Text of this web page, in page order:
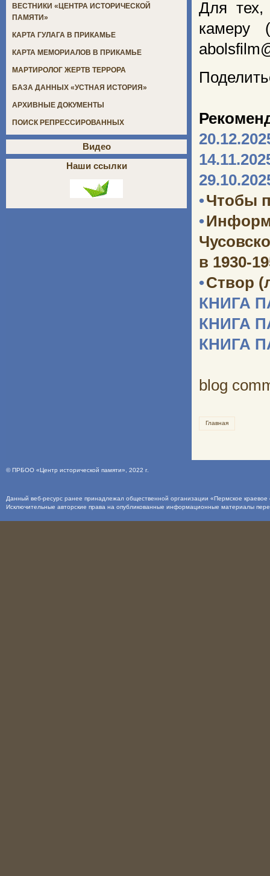
Для тех,
камеру
•Чтобы
•
в 1930-
•Створ
КНИГА
КНИГА
КНИГА
blog
Главная
ВЕСТНИКИ «ЦЕНТРА ИСТОРИЧЕСКОЙ
ПАМЯТИ»
КАРТА ГУЛАГА В ПРИКАМЬЕ
КАРТА МЕМОРИАЛОВ В ПРИКАМЬЕ
МАРТИРОЛОГ ЖЕРТВ ТЕРРОРА
БАЗА ДАННЫХ «УСТНАЯ ИСТОРИЯ»
АРХИВНЫЕ ДОКУМЕНТЫ
ПОИСК РЕПРЕССИРОВАННЫХ
Видео
Наши ссылки
©ПРБОО «Центр исторической памяти» , 2022 г.
Данный веб-ресурс ранее принадлежал общественной организации «Пермское
Исключительные авторские права на опубликованные информационные материалы